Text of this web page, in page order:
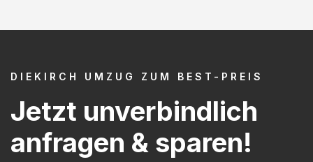
DIEKIRCH UMZUG ZUM BEST-PREIS
Jetzt unverbindlich
anfragen & sparen!